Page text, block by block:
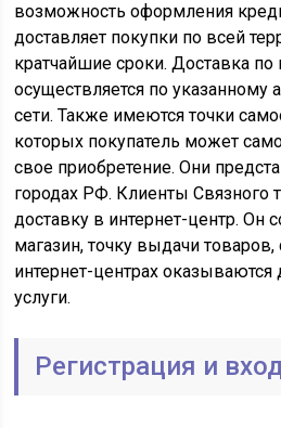
возможность оформления
доставляет покупки по всей
кратчайшие сроки. Доставка по
осуществляется по указанному
сети. Также имеются точки
которых покупатель может
свое приобретение. Они
городах РФ. Клиенты Связного
доставку в интернет-центр. Он
магазин, точку выдачи
интернет-центрах
услуги.
Регистрация и